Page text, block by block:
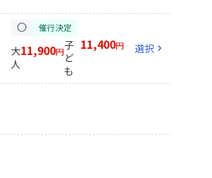
circle 催行決定
大
人
11,900円子
ど
も
11,400円 選択 chevron_right